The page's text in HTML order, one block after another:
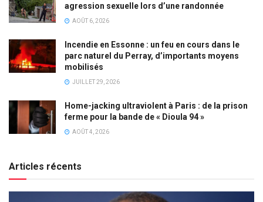
agression sexuelle lors d’une randonnée
AOÛT 6, 2026
Incendie en Essonne : un feu en cours dans le
parc naturel du Perray, d’importants moyens
mobilisés
JUILLET 29, 2026
Home-jacking ultraviolent à Paris : de la prison
ferme pour la bande de « Dioula 94 »
AOÛT 4, 2026
Articles récents